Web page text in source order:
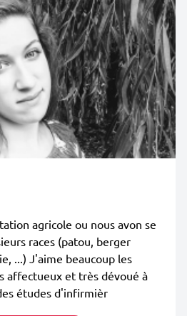
agricole ou nous avon se
races (patou, berger
...) J'aime beaucoup les
affectueux et très dévoué à
études d'infirmièr